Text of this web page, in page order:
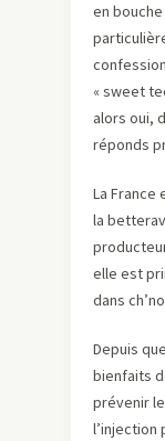
en
« sweet
alors oui,
réponds
La France
la
elle est
dans
Depuis
bienfaits
prévenir
l’injection